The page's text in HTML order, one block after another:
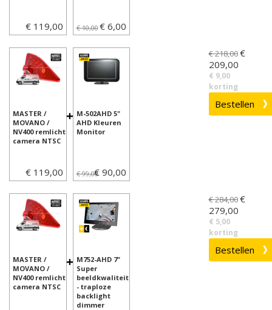
€ 119,00 € 10,00€ 6,00
+
MASTER /
MOVANO /
NV400 remlicht
camera NTSC
€ 119,00
M-502AHD 5"
AHD Kleuren
Monitor
€ 99,00€ 90,00
€ 218,00€
209,00
€ 9,00
korting
+
MASTER /
MOVANO /
NV400 remlicht
camera NTSC
M752-AHD 7"
Super
beeldkwaliteit
- traploze
backlight
dimmer
€ 284,00€
279,00
€ 5,00
korting